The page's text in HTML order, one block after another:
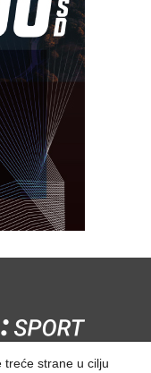
treće strane u cilju